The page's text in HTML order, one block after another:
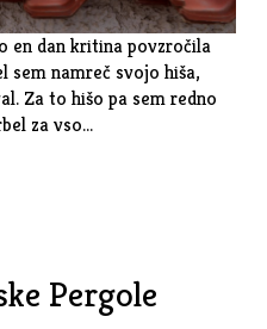
en dan kritina povzročila
namreč svojo hiša,
Za to hišo pa sem redno
za vso…
Pergole